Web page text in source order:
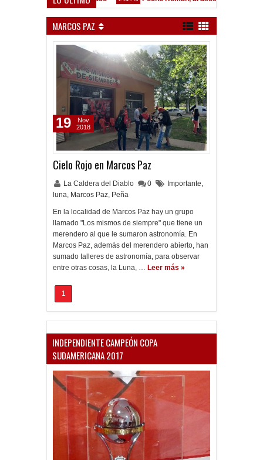
MARCOS PAZ
Cielo Rojo en Marcos Paz
La Caldera del Diablo 0 Importante,
luna, Marcos Paz, Peña
En la localidad de Marcos Paz hay un grupo
llamado "Los mismos de siempre" que tiene un
merendero al que le sumaron astronomía. En
Marcos Paz, además del merendero abierto, han
sumado talleres de astronomía, para observar
entre otras cosas, la Luna, … Leer más »
19
Nov
2018
1
INDEPENDIENTE CAMPEÓN COPA
SUDAMERICANA 2017